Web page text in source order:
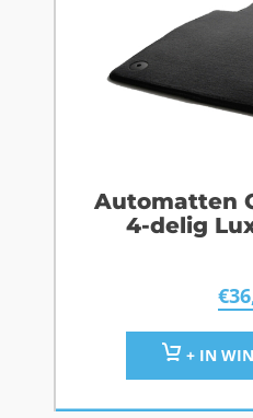
Automatten
4-delig
€
+ IN